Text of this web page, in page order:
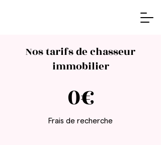
Nos tarifs de chasseur
immobilier
0€
Frais de recherche